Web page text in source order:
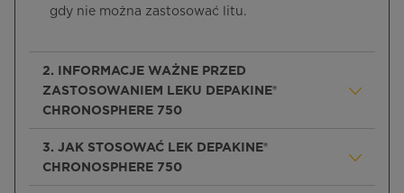
gdy nie można zastosować litu.
2. INFORMACJE WAŻNE PRZED
ZASTOSOWANIEM LEKU DEPAKINE®
CHRONOSPHERE 750
3. JAK STOSOWAĆ LEK DEPAKINE®
CHRONOSPHERE 750